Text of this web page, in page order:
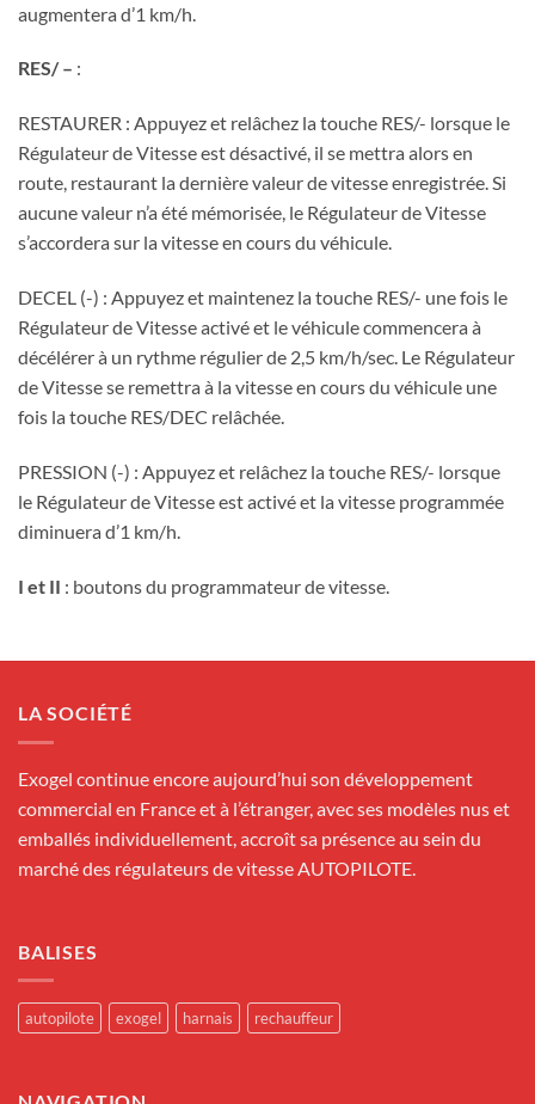
augmentera d’1 km/h.
RES/ – :
RESTAURER : Appuyez et relâchez la touche RES/- lorsque le
Régulateur de Vitesse est désactivé, il se mettra alors en
route, restaurant la dernière valeur de vitesse enregistrée. Si
aucune valeur n’a été mémorisée, le Régulateur de Vitesse
s’accordera sur la vitesse en cours du véhicule.
DECEL (-) : Appuyez et maintenez la touche RES/- une fois le
Régulateur de Vitesse activé et le véhicule commencera à
décélérer à un rythme régulier de 2,5 km/h/sec. Le Régulateur
de Vitesse se remettra à la vitesse en cours du véhicule une
fois la touche RES/DEC relâchée.
PRESSION (-) : Appuyez et relâchez la touche RES/- lorsque
le Régulateur de Vitesse est activé et la vitesse programmée
diminuera d’1 km/h.
I et II : boutons du programmateur de vitesse.
LA SOCIÉTÉ
Exogel continue encore aujourd’hui son développement
commercial en France et à l’étranger, avec ses modèles nus et
emballés individuellement, accroît sa présence au sein du
marché des régulateurs de vitesse AUTOPILOTE.
BALISES
autopilote exogel harnais rechauffeur